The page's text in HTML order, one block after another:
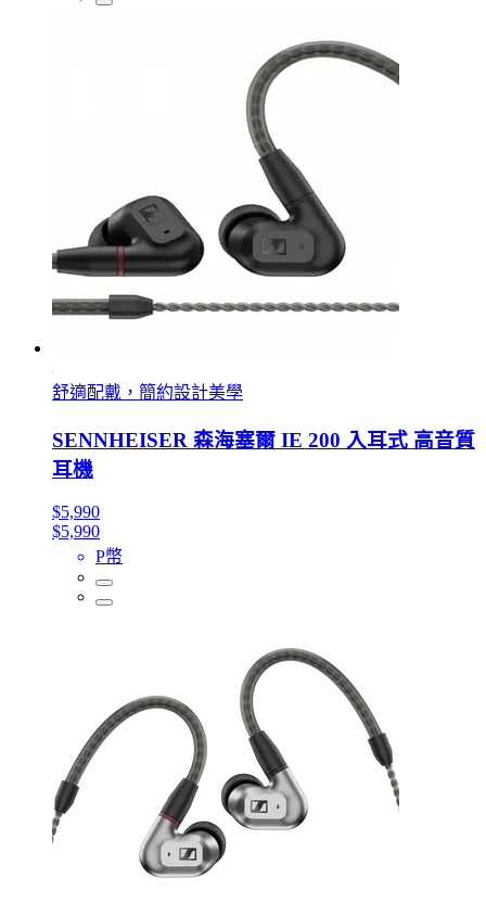
舒適配戴，簡約設計美學
SENNHEISER 森海塞爾 IE 200 入耳式 高音質
耳機
$5,990
$5,990
P幣